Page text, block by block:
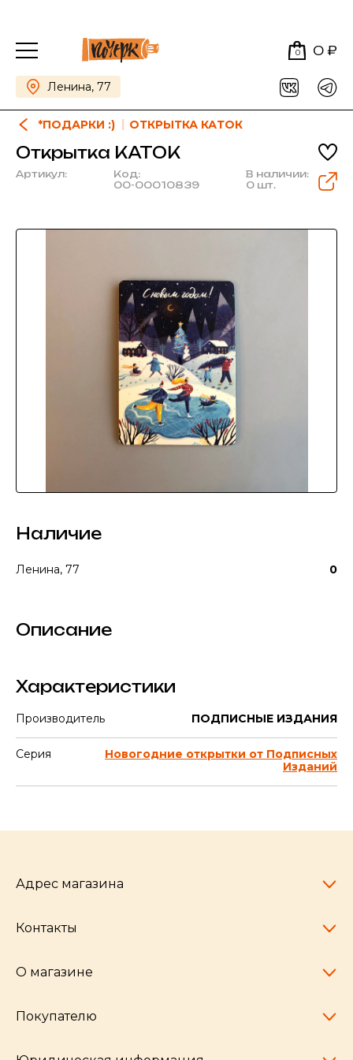
0 0 ₽
Ленина, 77
*ПОДАРКИ :) ОТКРЫТКА КАТОК
Открытка КАТОК
Артикул:
Код:
00-00010839
В наличии:
0 шт.
Наличие
Ленина, 77 0
Описание
Характеристики
Производитель ПОДПИСНЫЕ ИЗДАНИЯ
Серия
Новогодние открытки от Подписных
Изданий
Адрес магазина
Челябинск,
Контакты
pocherkartshop@mail.ru
hello@pocherkartshop.ru
О магазине
Наши истории
Покупателю